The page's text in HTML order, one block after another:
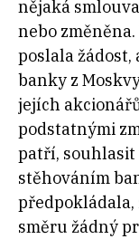
nějaká
nebo
poslala
banky z
jejích
podstatnými
patří, souhlasit
stěhováním
předpokládala,
směru žádný